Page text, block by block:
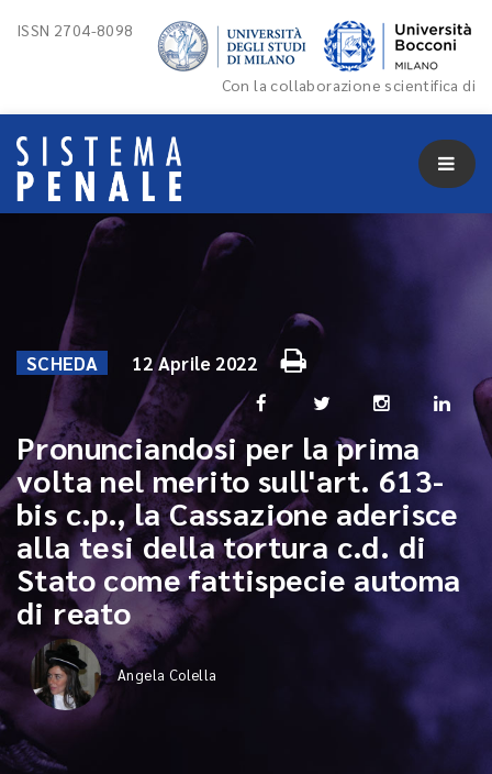
ISSN 2704-8098
Con la collaborazione scientifica di
SCHEDA 12 Aprile 2022
Pronunciandosi per la prima
volta nel merito sull'art. 613-
bis c.p., la Cassazione aderisce
alla tesi della tortura c.d. di
Stato come fattispecie automa
di reato
Angela Colella